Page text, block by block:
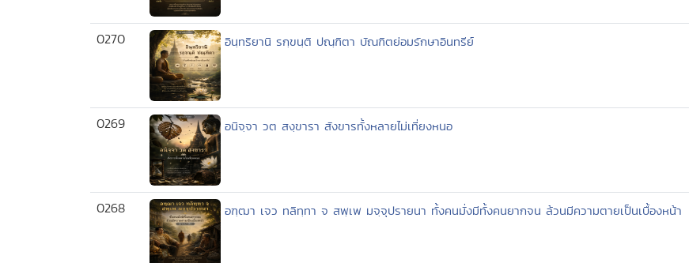
0270 อินฺทริยานิ รกฺขนฺติ ปณฺฑิตา บัณฑิตย่อมรักษาอินทรีย์
0269 อนิจฺจา วต สงฺขารา สังขารทั้งหลายไม่เที่ยงหนอ
0268 อฑฺฒา เจว ทลิทฺทา จ สพฺเพ มจฺจุปรายนา ทั้งคนมั่งมีทั้งคนยากจน ล้วนมีความตายเป็นเบื้องหน้า